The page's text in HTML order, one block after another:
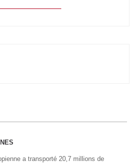
a transporté 20,7 millions de